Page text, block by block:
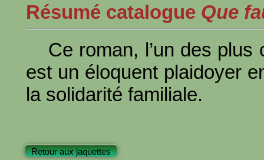
Résumé catalogue Que
Ce roman, l’un des
est un éloquent plaidoyer
la solidarité familiale.
Retour aux jaquettes